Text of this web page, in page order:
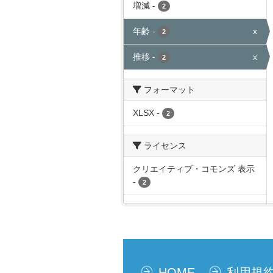
増減 - 2
年齢 - 2 x
推移 - 2 x
フォーマット
XLSX - 2
ライセンス
クリエイティブ・コモンズ 表示
-
2